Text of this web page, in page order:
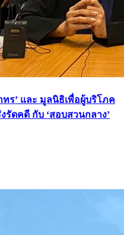
ทร’ และ มูลนิธิเพื่อผู้บริโภค
ดคดี กับ ‘สอบสวนกลาง’